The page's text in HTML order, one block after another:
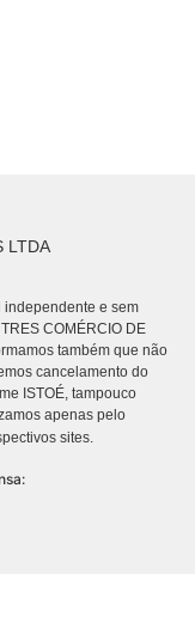
LTDA
independente e sem
COMÉRCIO DE
também que não
cancelamento do
ISTOÉ, tampouco
apenas pelo
sites.